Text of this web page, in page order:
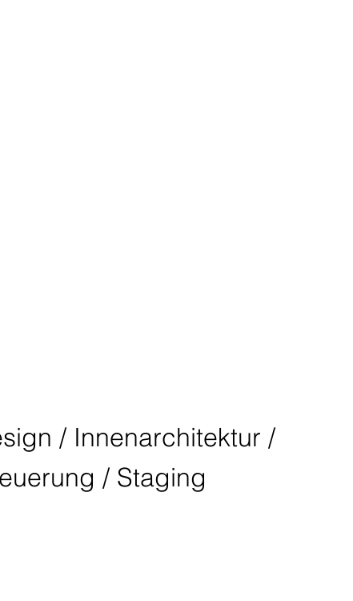
/ Innenarchitektur /
/ Staging